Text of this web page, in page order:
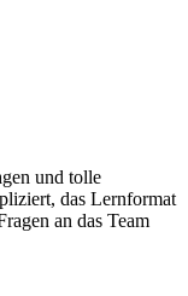
und tolle
das Lernformat
an das Team